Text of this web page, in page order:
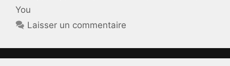
You
Laisser un commentaire